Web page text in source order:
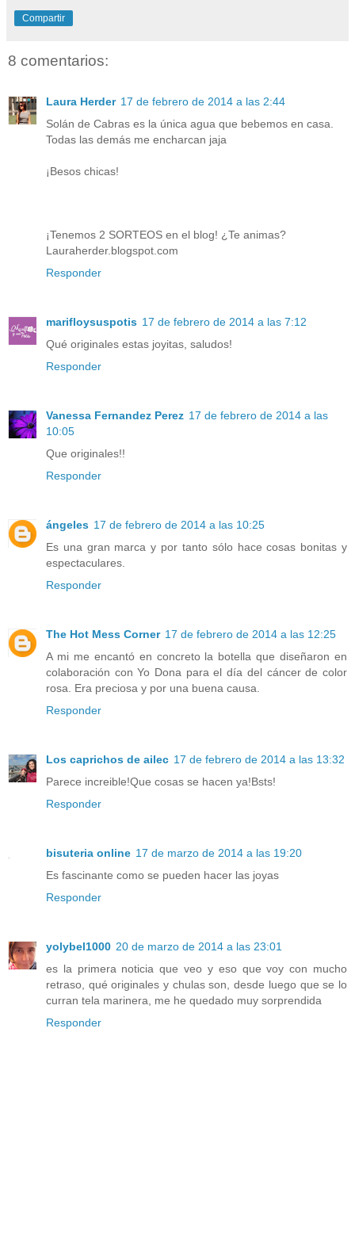
Compartir
8 comentarios:
Laura Herder 17 de febrero de 2014 a las 2:44
Solán de Cabras es la única agua que bebemos en casa.
Todas las demás me encharcan jaja
¡Besos chicas!
¡Tenemos 2 SORTEOS en el blog! ¿Te animas?
Lauraherder.blogspot.com
Responder
marifloysuspotis 17 de febrero de 2014 a las 7:12
Qué originales estas joyitas, saludos!
Responder
Vanessa Fernandez Perez 17 de febrero de 2014 a las
10:05
Que originales!!
Responder
ángeles 17 de febrero de 2014 a las 10:25
Es una gran marca y por tanto sólo hace cosas bonitas y
espectaculares.
Responder
The Hot Mess Corner 17 de febrero de 2014 a las 12:25
A mi me encantó en concreto la botella que diseñaron en
colaboración con Yo Dona para el día del cáncer de color
rosa. Era preciosa y por una buena causa.
Responder
Los caprichos de ailec 17 de febrero de 2014 a las 13:32
Parece increible!Que cosas se hacen ya!Bsts!
Responder
bisuteria online 17 de marzo de 2014 a las 19:20
Es fascinante como se pueden hacer las joyas
Responder
yolybel1000 20 de marzo de 2014 a las 23:01
es la primera noticia que veo y eso que voy con mucho
retraso, qué originales y chulas son, desde luego que se lo
curran tela marinera, me he quedado muy sorprendida
Responder